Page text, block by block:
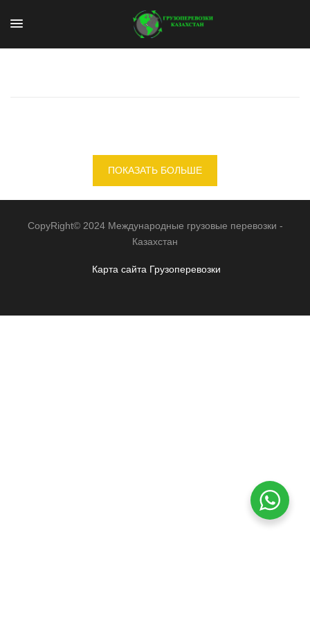
ПОКАЗАТЬ БОЛЬШЕ
CopyRight© 2024 Международные грузовые перевозки -
Казахстан
Карта сайта Грузоперевозки